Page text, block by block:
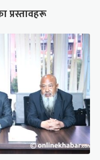
प्रस्तावहरू